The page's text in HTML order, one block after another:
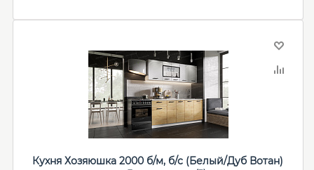
Кухня Хозяюшка 2000 б/м, б/с (Белый/Дуб Вотан)